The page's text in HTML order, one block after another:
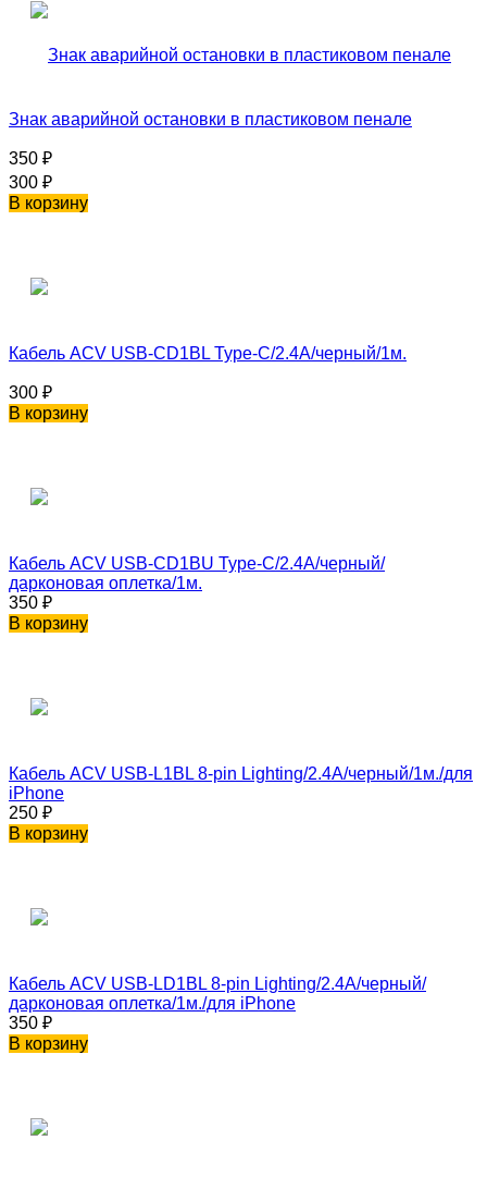
Знак аварийной остановки в пластиковом пенале
350 ₽
300 ₽
В корзину
Кабель ACV USB-CD1BL Type-C/2.4A/черный/1м.
300 ₽
В корзину
Кабель ACV USB-CD1BU Type-C/2.4A/черный/
дарконовая оплетка/1м.
350 ₽
В корзину
Кабель ACV USB-L1BL 8-pin Lighting/2.4A/черный/1м./для
iPhone
250 ₽
В корзину
Кабель ACV USB-LD1BL 8-pin Lighting/2.4A/черный/
дарконовая оплетка/1м./для iPhone
350 ₽
В корзину